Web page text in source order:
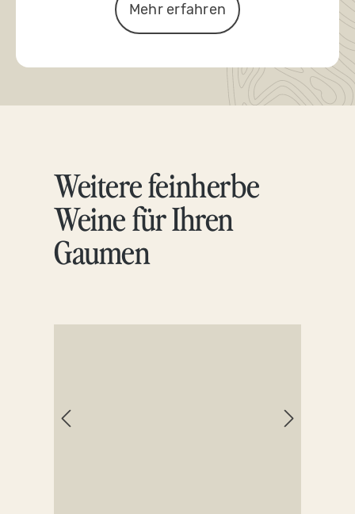
Mehr erfahren
Produktgalerie überspringen
Weitere feinherbe
Weine für Ihren
Gaumen